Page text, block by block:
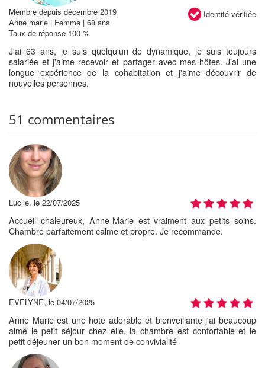
Identité vérifiée
Membre depuis décembre 2019
Anne marie | Femme | 68 ans
Taux de réponse 100 %
J'ai 63 ans, je suis quelqu'un de dynamique, je suis toujours
salariée et j'aime recevoir et partager avec mes hôtes. J'ai une
longue expérience de la cohabitation et j'aime découvrir de
nouvelles personnes.
51 commentaires
Lucile, le 22/07/2025
Accueil chaleureux, Anne-Marie est vraiment aux petits soins.
Chambre parfaitement calme et propre. Je recommande.
EVELYNE, le 04/07/2025
Anne Marie est une hote adorable et bienveillante j'ai beaucoup
aimé le petit séjour chez elle, la chambre est confortable et le
petit déjeuner un bon moment de convivialité